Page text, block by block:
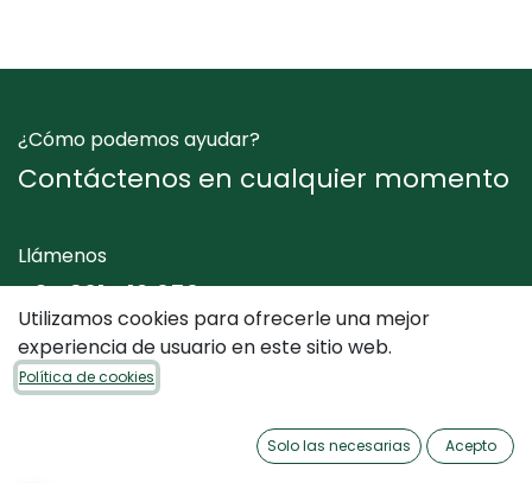
¿Cómo podemos ayudar?
Contáctenos en cualquier momento
Llámenos
+34 961 412 050
Envíenos un mensaje
Utilizamos cookies para ofrecerle una mejor
experiencia de usuario en este sitio web.
Política de cookies
Solo las necesarias Acepto